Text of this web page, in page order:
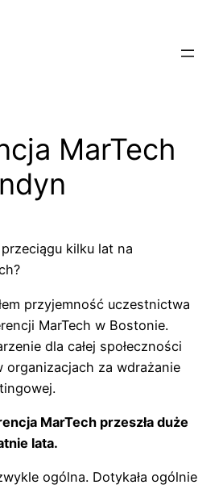
MarTech
kilku lat na
przyjemność uczestnictwa
MarTech w Bostonie.
dla całej społeczności
organizacjach za wdrażanie
MarTech przeszła duże
lata.
ogólna. Dotykała ogólnie